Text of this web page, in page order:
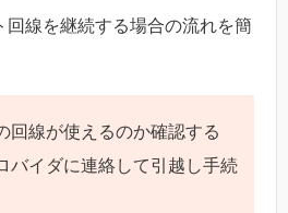
回線を継続する場合の流れを簡
回線が使えるのか確認する
バイダに連絡して引越し手続